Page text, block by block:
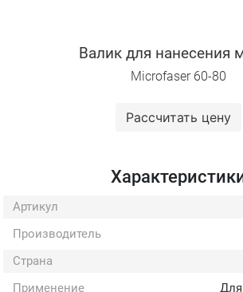
Валик для нанесения
Microfaser 60-80
Рассчитать цену
Артикул
Производитель
Страна
Применение